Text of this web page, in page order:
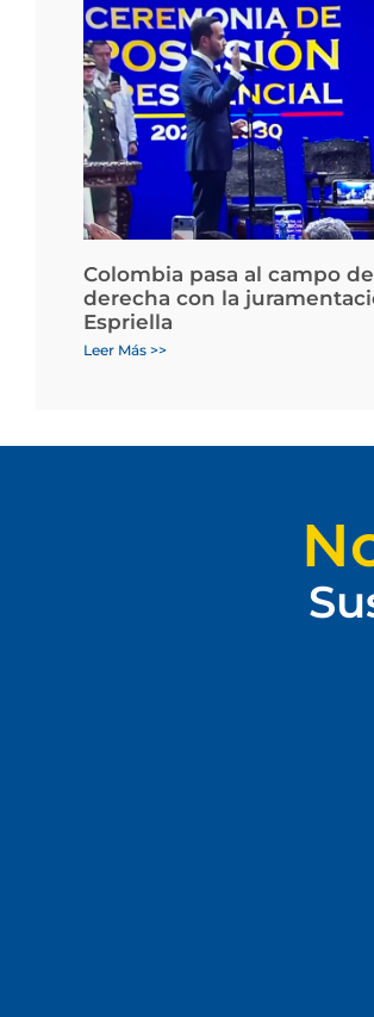
Colombia pasa al campo
derecha con la
Espriella
Leer Más >>